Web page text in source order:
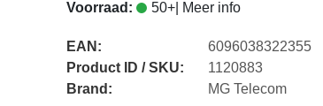
Voorraad: 50+ | Meer info
EAN:
6096038322355
Product ID / SKU:
1120883
Brand:
MG Telecom